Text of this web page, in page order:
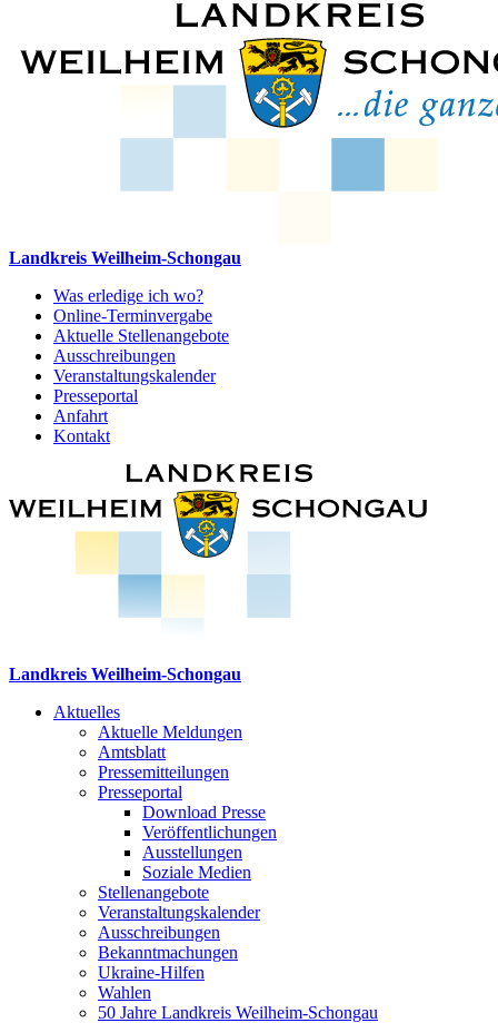
Landkreis Weilheim-Schongau
Was erledige ich wo?
Online-Terminvergabe
Aktuelle Stellenangebote
Ausschreibungen
Veranstaltungskalender
Presseportal
Anfahrt
Kontakt
Landkreis Weilheim-Schongau
Aktuelles
Aktuelle Meldungen
Amtsblatt
Pressemitteilungen
Presseportal
Download Presse
Veröffentlichungen
Ausstellungen
Soziale Medien
Stellenangebote
Veranstaltungskalender
Ausschreibungen
Bekanntmachungen
Ukraine-Hilfen
Wahlen
50 Jahre Landkreis Weilheim-Schongau